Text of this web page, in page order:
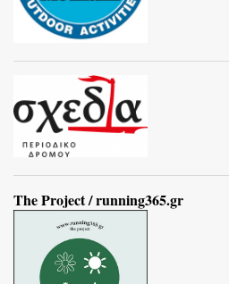
The Project / running365.gr